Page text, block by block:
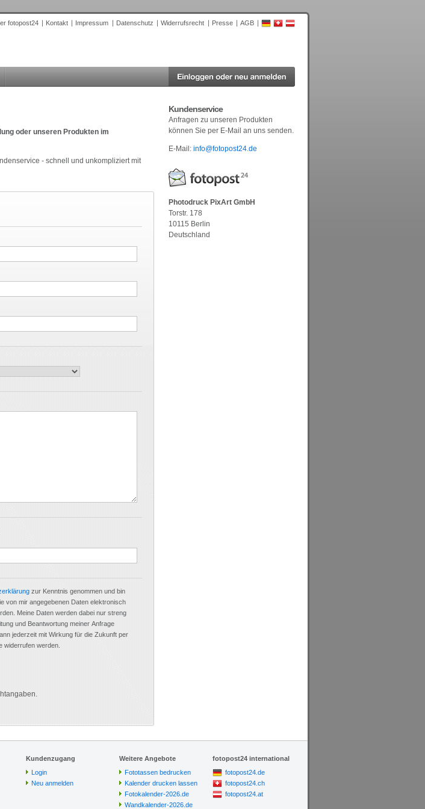
fotopost24 Kontakt Impressum Datenschutz Widerrufsrecht Presse AGB
oder unseren Produkten im
- schnell und unkompliziert mit
zur Kenntnis genommen und bin
von mir angegebenen Daten elektronisch
Meine Daten werden dabei nur streng
und Beantwortung meiner Anfrage
jederzeit mit Wirkung für die Zukunft per
widerrufen werden.
Kundenservice
Anfragen zu unseren Produkten
können Sie per E-Mail an uns senden.
E-Mail: info@fotopost24.de
Photodruck PixArt GmbH
Torstr. 178
10115 Berlin
Deutschland
Kundenzugang
Login
Neu anmelden
Weitere Angebote
Fototassen bedrucken
Kalender drucken lassen
Fotokalender-2026.de
Wandkalender-2026.de
fotopost24 international
fotopost24.de
fotopost24.ch
fotopost24.at